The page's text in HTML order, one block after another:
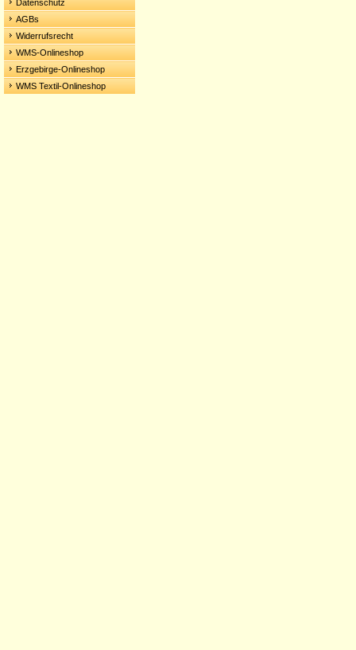
Datenschutz
AGBs
Widerrufsrecht
WMS-Onlineshop
Erzgebirge-Onlineshop
WMS Textil-Onlineshop